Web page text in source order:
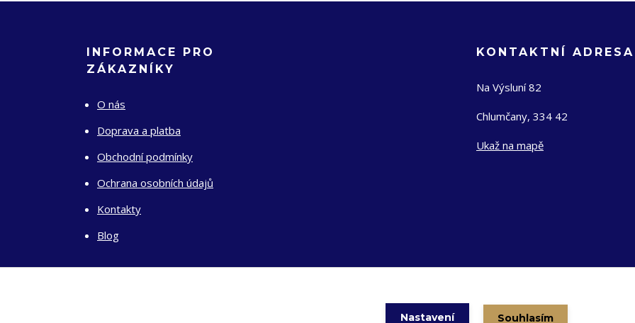
INFORMACE PRO
ZÁKAZNÍKY
O nás
Doprava a platba
Obchodní podmínky
Ochrana osobních údajů
Kontakty
Blog
KONTAKTNÍ ADRESA
Na Výsluní 82
Chlumčany, 334 42
Ukaž na mapě
Nastavení Souhlasím